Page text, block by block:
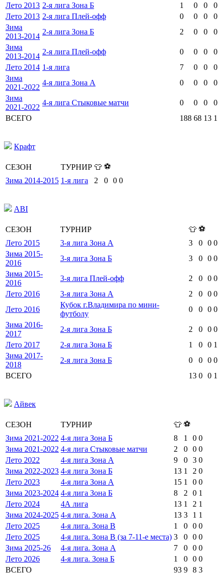
Лето 2013 2-я лига Зона Б 1 0 0
0
Лето 2013 2-я лига Плей-офф 0 0 0
0
Зима
2013-2014
2-я лига Зона Б 2 0 0
0
Зима
2013-2014
2-я лига Плей-офф 0 0 0
0
Лето 2014 1-я лига 7 0 0
0
Зима
2021-2022
4-я лига Зона А 0 0 0
0
Зима
2021-2022
4-я лига Стыковые матчи 0 0 0
0
ВСЕГО
188 68 13 1
Крафт
СЕЗОН ТУРНИР 👕 ⚽
Зима 2014-2015 1-я лига 2 0 0 0
ABI
СЕЗОН ТУРНИР 👕 ⚽
Лето 2015
3-я лига Зона А 3 0 0 0
Зима 2015-
2016
3-я лига Зона Б 3 0 0 0
Зима 2015-
2016
3-я лига Плей-офф 2 0 0 0
Лето 2016
3-я лига Зона А 2 0 0 0
Лето 2016
Кубок г.Владимира по мини-
футболу
0 0 0 0
Зима 2016-
2017
2-я лига Зона Б 2 0 0 0
Лето 2017
2-я лига Зона Б 1 0 0 1
Зима 2017-
2018
2-я лига Зона Б 0 0 0 0
ВСЕГО
13 0 0 1
Айвек
СЕЗОН ТУРНИР 👕 ⚽
Зима 2021-2022 4-я лига Зона Б 8 1 0 0
Зима 2021-2022 4-я лига Стыковые матчи 2 0 0 0
Лето 2022
4-я лига Зона А 9 0 3 0
Зима 2022-2023 4-я лига Зона Б 13 1 2 0
Лето 2023
4-я лига Зона А 15 1 0 0
Зима 2023-2024 4-я лига Зона Б 8 2 0 1
Лето 2024
4А лига 13 1 2 1
Зима 2024-2025 4-я лига. Зона А 13 3 1 1
Лето 2025
4-я лига. Зона В 1 0 0 0
Лето 2025
4-я лига. Зона В (за 7-11-е места) 3 0 0 0
Зима 2025-26
4-я лига. Зона А 7 0 0 0
Лето 2026
4-я лига. Зона Б 1 0 0 0
ВСЕГО
93 9 8 3